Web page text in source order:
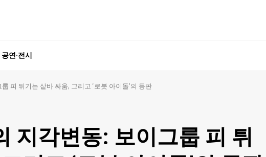
공연·전시
피 튀기는 샅바 싸움, 그리고 ‘로봇 아이돌’의 등판
지각변동: 보이그룹 피 튀